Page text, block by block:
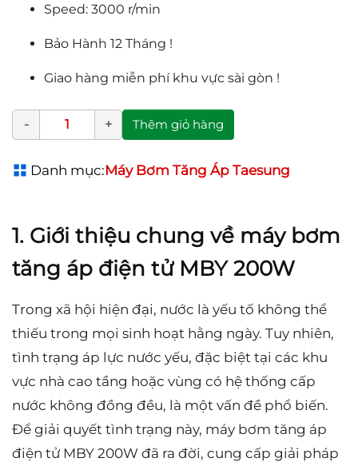
Speed: 3000 r/min
Bảo Hành 12 Tháng !
Giao hàng miễn phí khu vực sài gòn !
Thêm giỏ hàng
Danh mục:Máy Bơm Tăng Áp Taesung
1. Giới thiệu chung về máy bơm
tăng áp điện tử MBY 200W
Trong xã hội hiện đại, nước là yếu tố không thể
thiếu trong mọi sinh hoạt hằng ngày. Tuy nhiên,
tình trạng áp lực nước yếu, đặc biệt tại các khu
vực nhà cao tầng hoặc vùng có hệ thống cấp
nước không đồng đều, là một vấn đề phổ biến.
Để giải quyết tình trạng này, máy bơm tăng áp
điện tử MBY 200W đã ra đời, cung cấp giải pháp